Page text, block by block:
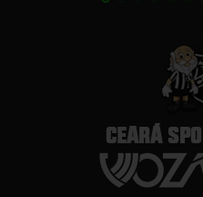
CEARÁ